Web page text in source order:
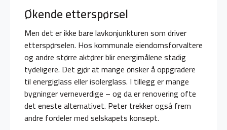
Økende etterspørsel
Men det er ikke bare lavkonjunkturen som driver
etterspørselen. Hos kommunale eiendomsforvaltere
og andre større aktører blir energimålene stadig
tydeligere. Det gjør at mange ønsker å oppgradere
til energiglass eller isolerglass. I tillegg er mange
bygninger verneverdige – og da er renovering ofte
det eneste alternativet. Peter trekker også frem
andre fordeler med selskapets konsept.